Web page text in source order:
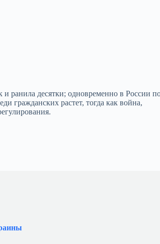
и ранила десятки; одновременно в России
гражданских растет, тогда как война,